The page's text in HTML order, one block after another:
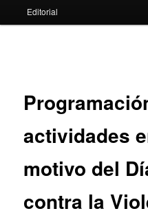
Editorial
actividades
motivo del
contra la